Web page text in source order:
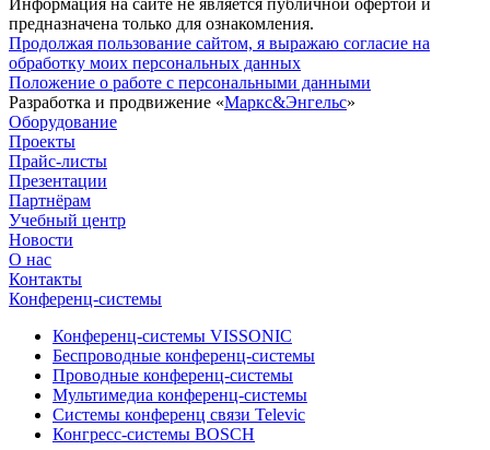
Информация на сайте не является публичной офертой и
предназначена только для ознакомления.
Продолжая пользование сайтом, я выражаю согласие на
обработку моих персональных данных
Положение о работе с персональными данными
Разработка и продвижение «Маркс&Энгельс»
Оборудование
Проекты
Прайс-листы
Презентации
Партнёрам
Учебный центр
Новости
О нас
Контакты
Конференц-системы
Конференц-системы VISSONIC
Беспроводные конференц-системы
Проводные конференц-системы
Мультимедиа конференц-системы
Системы конференц связи Televic
Конгресс-системы BOSCH